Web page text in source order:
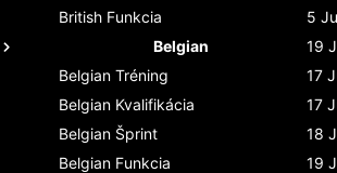
British Funkcia 5
Belgian
19
Belgian Tréning 17
Belgian Kvalifikácia 17
Belgian Šprint 18
Belgian Funkcia 19